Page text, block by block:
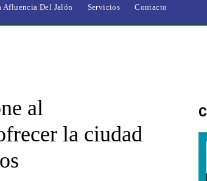
Afluencia Del Jalón Servicios Contacto
al
la ciudad